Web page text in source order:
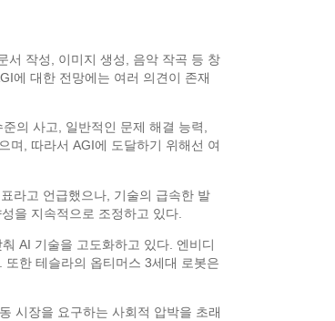
서 작성, 이미지 생성, 음악 작곡 등 창
에 대한 전망에는 여러 의견이 존재
의 사고, 일반적인 문제 해결 능력,
며, 따라서 AGI에 도달하기 위해선 여
라고 언급했으나, 기술의 급속한 발
을 지속적으로 조정하고 있다.
AI 기술을 고도화하고 있다. 엔비디
한 테슬라의 옵티머스 3세대 로봇은
시장을 요구하는 사회적 압박을 초래